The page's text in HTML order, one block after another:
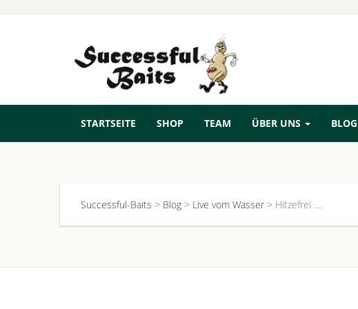
STARTSEITE SHOP TEAM ÜBER UNS BLOG
Successful-Baits > Blog > Live vom Wasser > Hitzefrei ….